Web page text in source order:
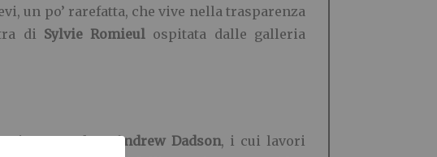
un po’ rarefatta, che vive nella trasparenza
di Sylvie Romieul ospitata dalle galleria
canadeseAndrew Dadson, i cui lavori